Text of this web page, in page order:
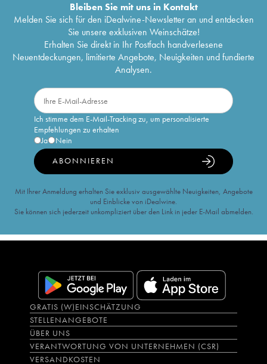
Bleiben Sie mit uns in Kontakt
Melden Sie sich für den iDealwine-Newsletter an und entdecken
Sie unsere exklusiven Weinschätze!
Erhalten Sie direkt in Ihr Postfach handverlesene
Neuentdeckungen, limitierte Angebote, Neuigkeiten und fundierte
Analysen.
Ich stimme dem E-Mail-Tracking zu, um personalisierte
Empfehlungen zu erhalten
Ja
Nein
ABONNIEREN
Mit Ihrer Anmeldung erhalten Sie exklusiv ausgewählte Neuigkeiten, Angebote
und Einblicke von iDealwine.
Sie können sich jederzeit unkompliziert über den Link in jeder E-Mail abmelden.
GRATIS (W)EINSCHÄTZUNG
STELLENANGEBOTE
ÜBER UNS
VERANTWORTUNG VON UNTERNEHMEN (CSR)
VERSANDKOSTEN